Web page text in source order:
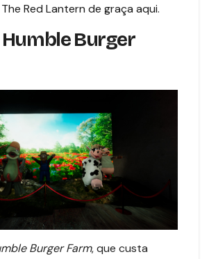
Red Lantern de graça aqui.
Humble Burger
Burger Farm, que custa